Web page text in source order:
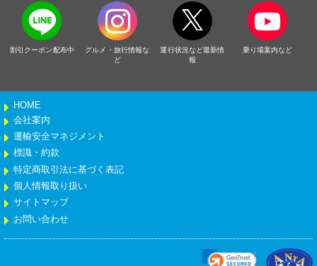
割引クーポン配布中
グルメ・旅行情報な
ど
運行状況など最新情
報
乗り場案内など
HOME
会社案内
運輸安全マネジメント
標識・約款
特定商取引法に基づく表記
個人情報取り扱い
サイトマップ
お問い合わせ